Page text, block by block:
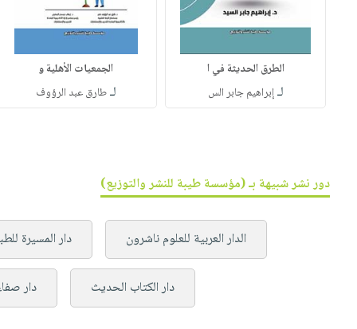
الطرق الحديثة في ا
لـإبراهيم جابر الس
الجمعيات الأهلية و
لـطارق عبد الرؤوف
دور نشر شبيهة بـ (مؤسسة طيبة للنشر والتوزيع)
الدار العربية للعلوم ناشرون دار المسيرة
دار الكتاب الحديث دار